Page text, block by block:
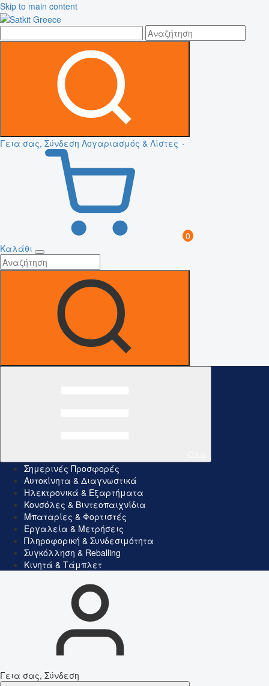
Skip to main content
Γεια σας, Σύνδεση Λογαριασμός & Λίστες
0
Καλάθι
Σημερινές Προσφορές
Αυτοκίνητα & Διαγνωστικά
Ηλεκτρονικά & Εξαρτήματα
Κονσόλες & Βιντεοπαιχνίδια
Μπαταρίες & Φορτιστές
Εργαλεία & Μετρήσεις
Πληροφορική & Συνδεσιμότητα
Συγκόλληση & Reballing
Κινητά & Τάμπλετ
Γεια σας, Σύνδεση